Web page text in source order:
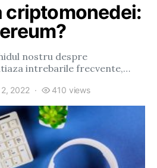
criptomonedei:
nostru despre
intrebarile frecvente,…
2022 410 views